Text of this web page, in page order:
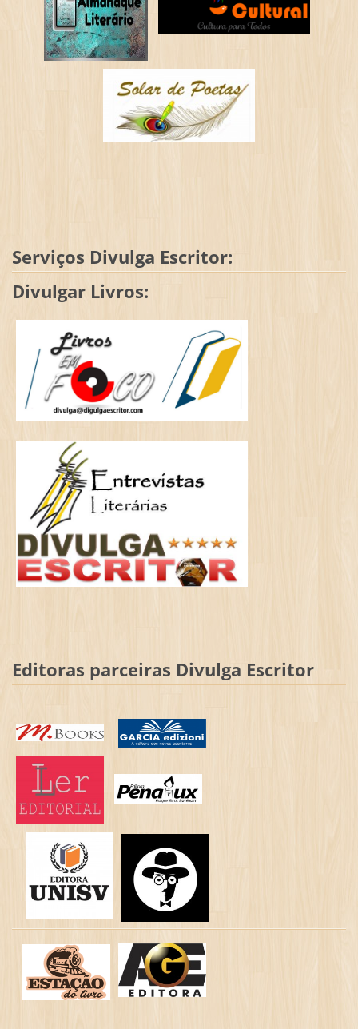
Serviços Divulga Escritor:
Divulgar Livros:
Editoras parceiras Divulga Escritor